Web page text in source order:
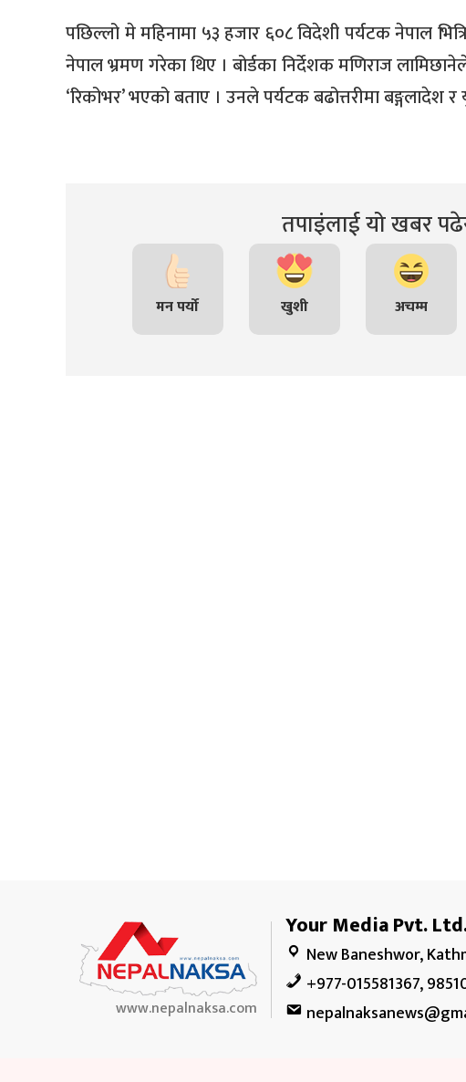
पछिल्लो मे महिनामा ५३ हजार ६०८ विदेशी पर्यटक नेपाल
नेपाल भ्रमण गरेका थिए । बोर्डका निर्देशक मणिराज
‘रिकोभर’ भएको बताए । उनले पर्यटक बढोत्तरीमा
तपाइंलाई यो खबर
मन पर्यो खुशी अचम्म
www.nepalnaksa.com
Your Media Pvt.
New Baneshwor,
+977-015581367,